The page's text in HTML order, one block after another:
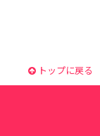
トップに戻る